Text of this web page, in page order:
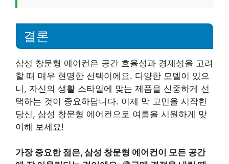
결론
삼성 창문형 에어컨은 공간 효율성과 경제성을 고려
할 때 매우 현명한 선택이에요. 다양한 모델이 있으
니, 자신의 생활 스타일에 맞는 제품을 신중하게 선
택하는 것이 중요하답니다. 이제 막 고민을 시작한
당신, 삼성 창문형 에어컨으로 여름을 시원하게 맞
이해 보세요!
가장 중요한 점은, 삼성 창문형 에어컨이 모든 공간